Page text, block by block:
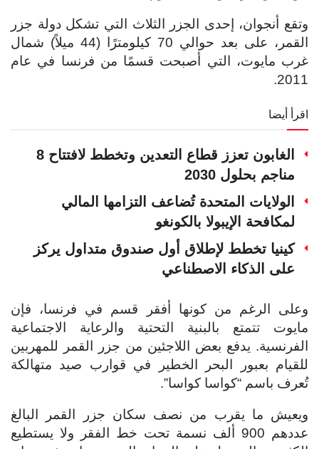
وتقع أنجوان، إحدى الجزر الثلاث التي تشكل دولة جزر
القمر، على بعد حوالي 70 كيلومترًا (44 ميلاً) شمال
غرب مايوت، التي أصبحت قسمًا من فرنسا في عام
2011.
اقرأ أيضا
الغابون تعزز قطاع التعدين وتخطط لافتتاح 8
مناجم بحلول 2030
الولايات المتحدة تُضاعف التزامها المالي
لمكافحة الإيبولا بالكونغو
كينيا تخطط لإطلاق أول صندوق متداول يركز
على الذكاء الاصطناعي
وعلى الرغم من كونها أفقر قسم في فرنسا، فإن
مايوت تتمتع بالبنية التحتية والرعاية الاجتماعية
الفرنسية. يدفع بعض اللاجئين من جزر القمر للمهربين
للقيام بعبور البحر الخطير في قوارب صيد متهالكة
تُعرف باسم “كواسا كواسا”.
ويعيش ما يقرب من نصف سكان جزر القمر البالغ
عددهم 900 ألف نسمة تحت خط الفقر ولا يستطيع